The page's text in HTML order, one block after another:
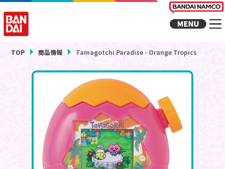
TOP 商品情報 Tamagotchi Paradise - Orange Tropics